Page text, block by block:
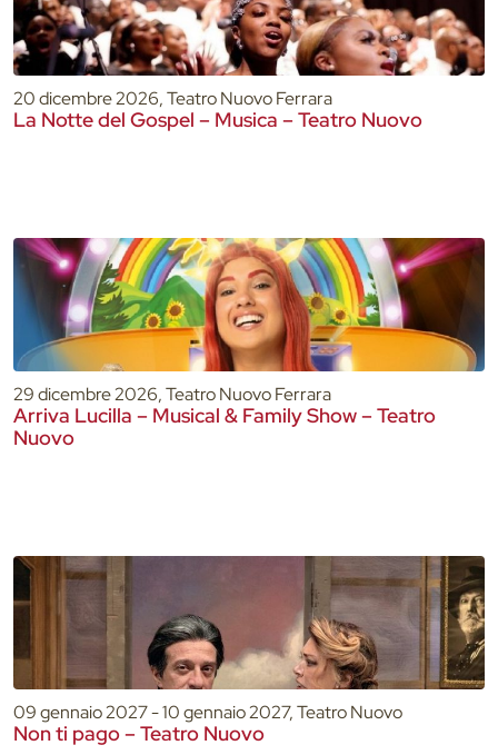
20 dicembre 2026, Teatro Nuovo Ferrara
La Notte del Gospel – Musica – Teatro Nuovo
29 dicembre 2026, Teatro Nuovo Ferrara
Arriva Lucilla – Musical & Family Show – Teatro
Nuovo
09 gennaio 2027 - 10 gennaio 2027, Teatro Nuovo
Non ti pago – Teatro Nuovo